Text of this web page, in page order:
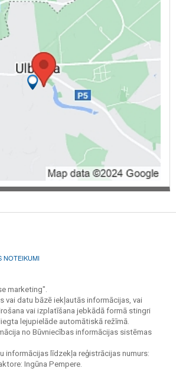
NOTEIKUMI
marketing".
vai datu bāzē iekļautās informācijas, vai
vai izplatīšana jebkādā formā stingri
lejupielāde automātiskā režīmā.
no Būvniecības informācijas sistēmas
informācijas līdzekļa reģistrācijas numurs:
Ingūna Pempere.